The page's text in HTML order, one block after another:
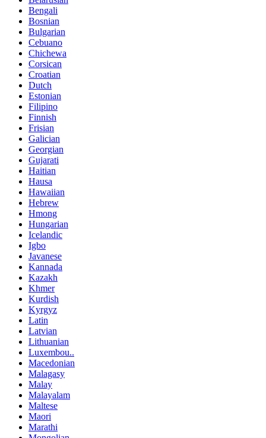
Bengali
Bosnian
Bulgarian
Cebuano
Chichewa
Corsican
Croatian
Dutch
Estonian
Filipino
Finnish
Frisian
Galician
Georgian
Gujarati
Haitian
Hausa
Hawaiian
Hebrew
Hmong
Hungarian
Icelandic
Igbo
Javanese
Kannada
Kazakh
Khmer
Kurdish
Kyrgyz
Latin
Latvian
Lithuanian
Luxembou..
Macedonian
Malagasy
Malay
Malayalam
Maltese
Maori
Marathi